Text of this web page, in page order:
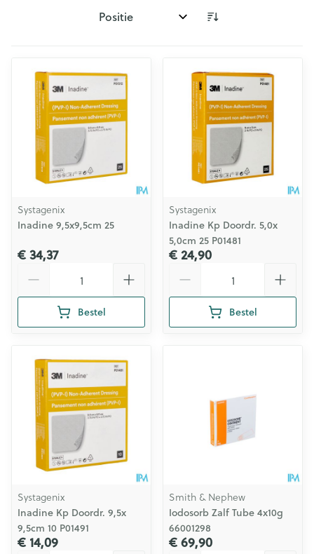
Sorteer op:
Systagenix
Inadine 9,5x9,5cm 25
€ 34,37
Bestel
Systagenix
Inadine Kp Doordr. 5,0x
5,0cm 25 P01481
€ 24,90
Bestel
Systagenix
Inadine Kp Doordr. 9,5x
9,5cm 10 P01491
€ 14,09
Smith & Nephew
Iodosorb Zalf Tube 4x10g
66001298
€ 69,90